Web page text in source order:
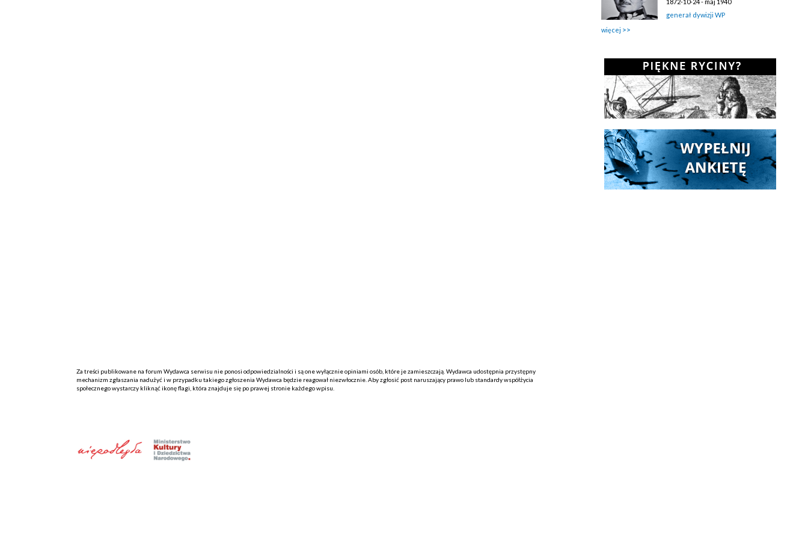
Za treści publikowane na forum Wydawca serwisu nie ponosi odpowiedzialności i są one wyłącznie opiniami osób, które je zamieszczają. Wydawca udostępnia przystępny
mechanizm zgłaszania nadużyć i w przypadku takiego zgłoszenia Wydawca będzie reagował niezwłocznie. Aby zgłosić post naruszający prawo lub standardy współżycia
społecznego wystarczy kliknąć ikonę flagi, która znajduje się po prawej stronie każdego wpisu.
generał dywizji WP
więcej